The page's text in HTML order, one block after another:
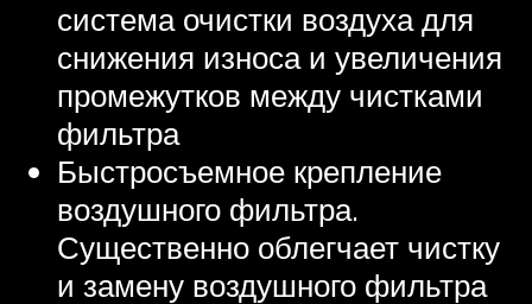
система очистки воздуха для
снижения износа и увеличения
промежутков между чистками
фильтра
Быстросъемное крепление
воздушного фильтра.
Существенно облегчает чистку
и замену воздушного фильтра